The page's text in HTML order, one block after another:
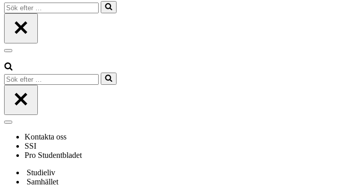
Sök
efter
Navigeringsmeny
Sök
efter
Navigeringsmeny
Kontakta oss
SSI
Pro Studentbladet
Studieliv
Samhället